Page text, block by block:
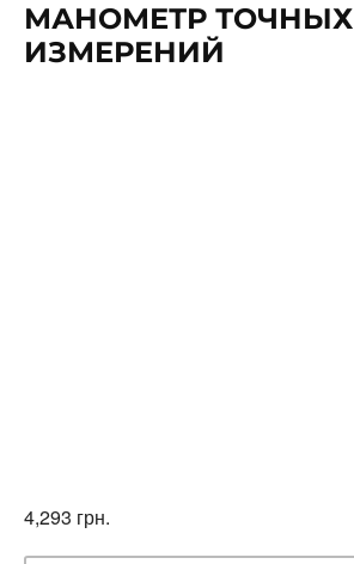
МАНОМЕТР ТОЧНЫХ
ИЗМЕРЕНИЙ
4,293 грн.